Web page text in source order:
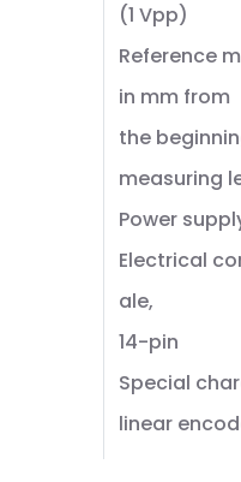
(1 Vpp)
Reference
in mm from
the
measuring
Power
Electrical
ale,
14-pin
Special
linear